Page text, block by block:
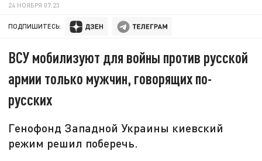
24 НОЯБРЯ 07:23
ПОДПИШИТЕСЬ:
ВСУ мобилизуют для войны против русской
армии только мужчин, говорящих по-
русских
Генофонд Западной Украины киевский
режим решил поберечь.